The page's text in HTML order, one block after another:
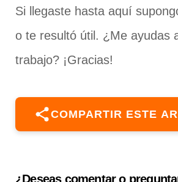
Si llegaste hasta aquí
o te resultó útil. ¿Me ayudas
trabajo? ¡Gracias!
COMPARTIR ESTE
¿Deseas comentar o